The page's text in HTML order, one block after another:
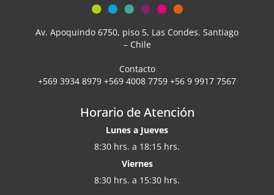
Av. Apoquindo 6750, piso 5, Las Condes. Santiago
– Chile
Contacto
+569 3934 8979 +569 4008 7759 +56 9 9917 7567
Horario de Atención
Lunes a Jueves
8:30 hrs. a 18:15 hrs.
Viernes
8:30 hrs. a 15:30 hrs.